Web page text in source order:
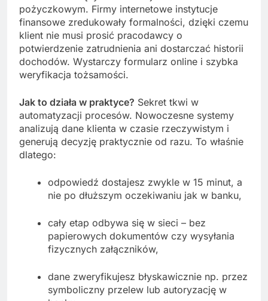
pożyczkowym. Firmy internetowe instytucje
finansowe zredukowały formalności, dzięki czemu
klient nie musi prosić pracodawcy o
potwierdzenie zatrudnienia ani dostarczać historii
dochodów. Wystarczy formularz online i szybka
weryfikacja tożsamości.
Jak to działa w praktyce? Sekret tkwi w
automatyzacji procesów. Nowoczesne systemy
analizują dane klienta w czasie rzeczywistym i
generują decyzję praktycznie od razu. To właśnie
dlatego:
odpowiedź dostajesz zwykle w 15 minut, a
nie po dłuższym oczekiwaniu jak w banku,
cały etap odbywa się w sieci – bez
papierowych dokumentów czy wysyłania
fizycznych załączników,
dane zweryfikujesz błyskawicznie np. przez
symboliczny przelew lub autoryzację w